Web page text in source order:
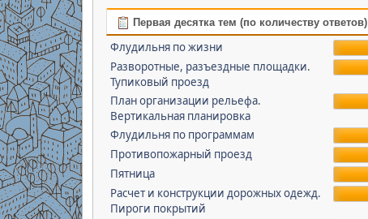
Первая десятка тем (по количеству ответов)
Флудильня по жизни
Разворотные, разъездные площадки.
Тупиковый проезд
План организации рельефа.
Вертикальная планировка
Флудильня по программам
Противопожарный проезд
Пятница
Расчет и конструкции дорожных одежд.
Пироги покрытий